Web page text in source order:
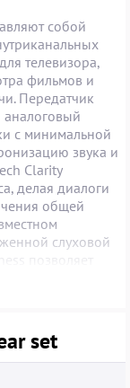
собой
телевизора,
фильмов и
Передатчик
аналоговый
с минимальной
звука и
Clarity
делая диалоги
общей
слуховой
позволяет
с
и
или
до 15
22 часами от
set